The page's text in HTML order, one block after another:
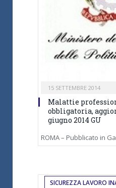
15 SETTEMBRE 2014
Malattie
obbligatoria,
giugno 2014 GU
ROMA – Pubblicato in
SICUREZZA LAVORO